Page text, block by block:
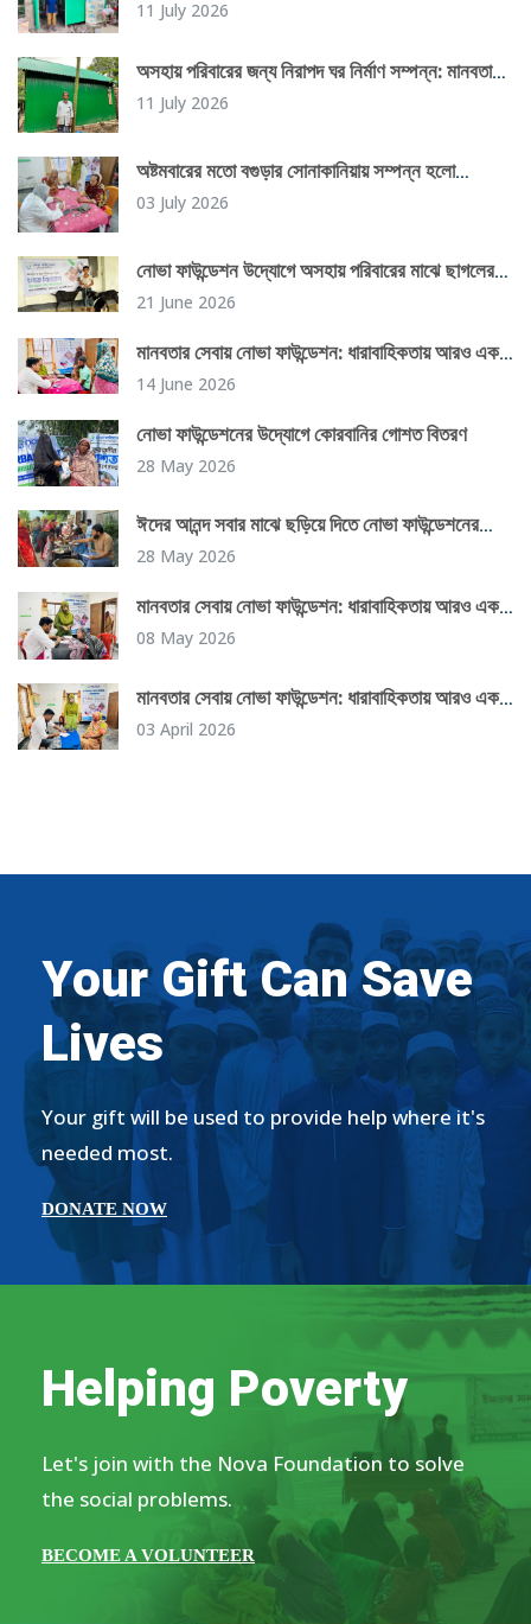
টিউবওয়েল স্থাপন
11 July 2026
অসহায় পরিবারের জন্য নিরাপদ ঘর নির্মাণ সম্পন্ন: মানবতার
এক উজ্জ্বল দৃষ্টান্ত
11 July 2026
অষ্টমবারের মতো বগুড়ার সোনাকানিয়ায় সম্পন্ন হলো
বিনামূল্যে স্বাস্থ্যসেবা কার্যক্রম
03 July 2026
নোভা ফাউন্ডেশন উদ্যোগে অসহায় পরিবারের মাঝে ছাগলের
গোস্ত বিতরণ কর্মসূচি সফলভাবে সম্পন্ন
21 June 2026
মানবতার সেবায় নোভা ফাউন্ডেশন: ধারাবাহিকতায় আরও একটি
সফল দিন
14 June 2026
নোভা ফাউন্ডেশনের উদ্যোগে কোরবানির গোশত বিতরণ
28 May 2026
ঈদের আনন্দ সবার মাঝে ছড়িয়ে দিতে নোভা ফাউন্ডেশনের
উদ্যোগ
28 May 2026
মানবতার সেবায় নোভা ফাউন্ডেশন: ধারাবাহিকতায় আরও একটি
সফল দিন
08 May 2026
মানবতার সেবায় নোভা ফাউন্ডেশন: ধারাবাহিকতায় আরও একটি
সফল দিন
03 April 2026
Your Gift Can Save
Lives
Your gift will be used to provide help where it's
needed most.
DONATE NOW
Helping Poverty
Let's join with the Nova Foundation to solve
the social problems.
BECOME A VOLUNTEER